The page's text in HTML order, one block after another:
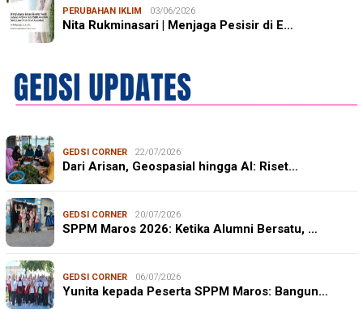
PERUBAHAN IKLIM 03/06/2026
Nita Rukminasari | Menjaga Pesisir di E…
GEDSI CORNER 22/07/2026
Dari Arisan, Geospasial hingga AI: Riset…
GEDSI CORNER 20/07/2026
SPPM Maros 2026: Ketika Alumni Bersatu, …
GEDSI CORNER 06/07/2026
Yunita kepada Peserta SPPM Maros: Bangun…